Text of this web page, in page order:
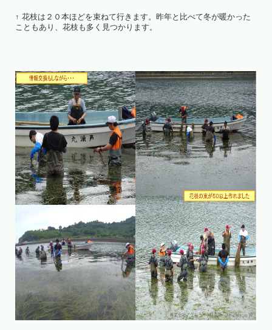
↑ 花枝は２０本ほどを束ねて行きます。昨年と比べて冬が暖かった
こともあり、花枝も多く見つかります。